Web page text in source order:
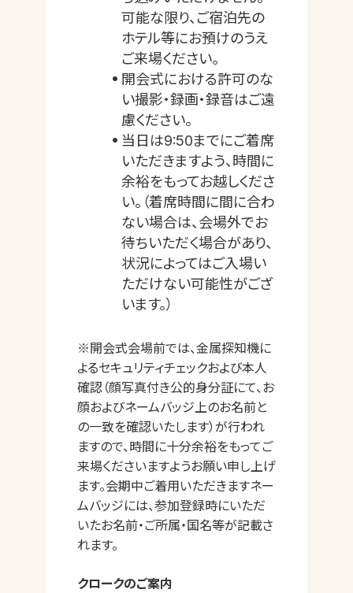
可能な限り、ご宿泊先の
ホテル等にお預けのうえ
ご来場ください。
開会式における許可のな
い撮影・録画・録音はご遠
慮ください。
当日は9:50までにご着席
いただきますよう、時間に
余裕をもってお越しくださ
い。（着席時間に間に合わ
ない場合は、会場外でお
待ちいただく場合があり、
状況によってはご入場い
ただけない可能性がござ
います。）
※開会式会場前では、金属探知機に
よるセキュリティチェックおよび本人
確認（顔写真付き公的身分証にて、お
顔およびネームバッジ上のお名前と
の一致を確認いたします）が行われ
ますので、時間に十分余裕をもってご
来場くださいますようお願い申し上げ
ます。会期中ご着用いただきますネー
ムバッジには、参加登録時にいただ
いたお名前・ご所属・国名等が記載さ
れます。
クロークのご案内